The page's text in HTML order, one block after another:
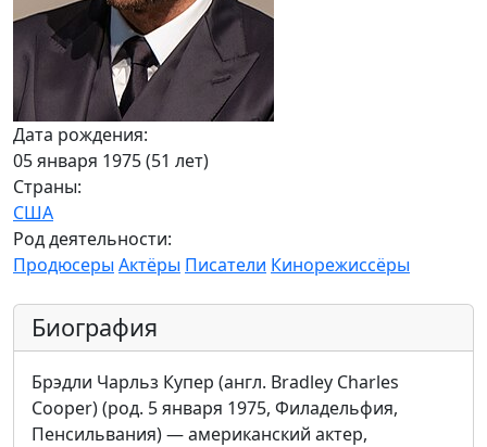
Дата рождения:
05 января 1975 (51 лет)
Страны:
США
Род деятельности:
Продюсеры Актёры Писатели Кинорежиссёры
Биография
Брэдли Чарльз Купер (англ. Bradley Charles
Cooper) (род. 5 января 1975, Филадельфия,
Пенсильвания) — американский актер,